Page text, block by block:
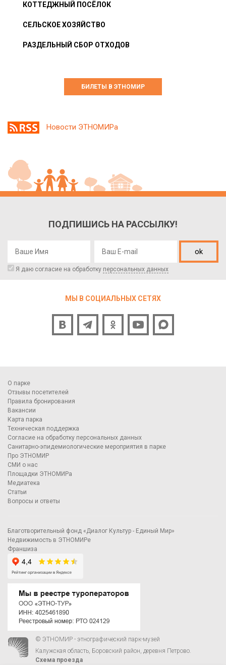
КОТТЕДЖНЫЙ ПОСЁЛОК
СЕЛЬСКОЕ ХОЗЯЙСТВО
РАЗДЕЛЬНЫЙ СБОР ОТХОДОВ
БИЛЕТЫ В ЭТНОМИР
Новости ЭТНОМИРа
ПОДПИШИСЬ НА РАССЫЛКУ!
ok
Я даю согласие на обработку персональных данных
МЫ В СОЦИАЛЬНЫХ СЕТЯХ
О парке
Отзывы посетителей
Правила бронирования
Вакансии
Карта парка
Техническая поддержка
Согласие на обработку персональных данных
Санитарно-эпидемиологические мероприятия в парке
Про ЭТНОМИР
СМИ о нас
Площадки ЭТНОМИРа
Медиатека
Статьи
Вопросы и ответы
Благотворительный фонд «Диалог Культур - Единый Мир»
Недвижимость в ЭТНОМИРе
Франшиза
© ЭТНОМИР - этнографический парк-музей
Калужская область, Боровский район, деревня Петрово.
Схема проезда